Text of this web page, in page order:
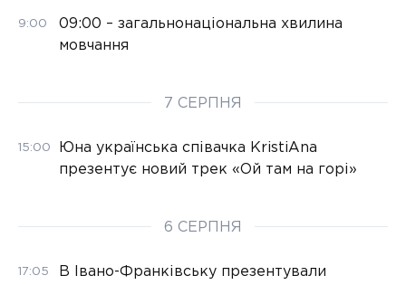
9:00
09:00 – загальнонаціональна хвилина
мовчання
7 СЕРПНЯ
15:00
Юна українська співачка KristiAna
презентує новий трек «Ой там на горі»
6 СЕРПНЯ
17:05
В Івано-Франківську презентували